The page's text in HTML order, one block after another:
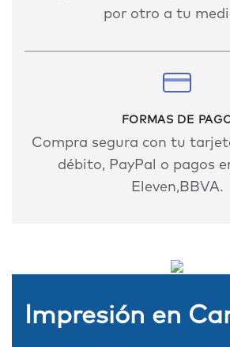
por otro a tu
FORMAS DE
Compra segura con tu
débito, PayPal o pagos
Eleven,BBVA.
Impresión en